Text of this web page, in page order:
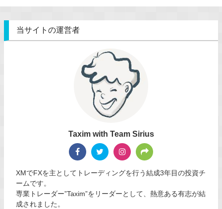
当サイトの運営者
Taxim with Team Sirius
XMでFXを主としてトレーディングを行う結成3年目の投資チ
ームです。
専業トレーダー”Taxim”をリーダーとして、熱意ある有志が結
成されました。